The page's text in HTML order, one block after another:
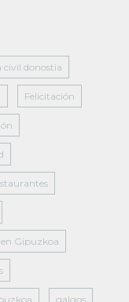
civil donostia
Felicitación
Gipuzkoa
galgos